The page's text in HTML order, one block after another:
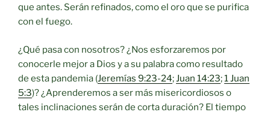
que antes. Serán refinados, como el oro que se purifica
con el fuego.
¿Qué pasa con nosotros? ¿Nos esforzaremos por
conocerle mejor a Dios y a su palabra como resultado
de esta pandemia (Jeremías 9:23-24; Juan 14:23;1 Juan
5:3)? ¿Aprenderemos a ser más misericordiosos o
tales inclinaciones serán de corta duración? El tiempo